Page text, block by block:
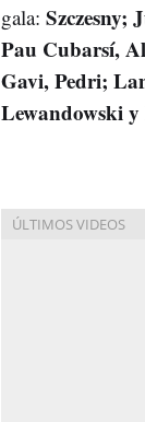
gala: Szczesny;
Pau Cubarsí,
Gavi, Pedri;
Lewandowski